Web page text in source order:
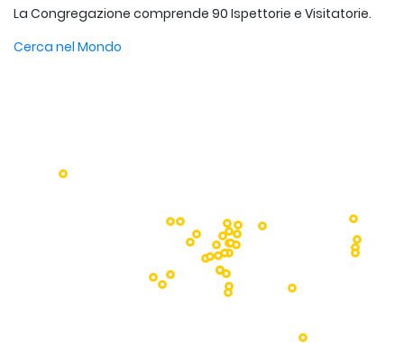
La Congregazione comprende 90 Ispettorie e Visitatorie.
Cerca nel Mondo